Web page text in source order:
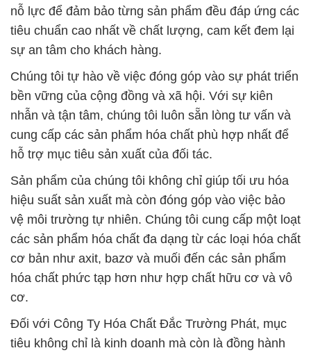
nỗ lực để đảm bảo từng sản phẩm đều đáp ứng các
tiêu chuẩn cao nhất về chất lượng, cam kết đem lại
sự an tâm cho khách hàng.
Chúng tôi tự hào về việc đóng góp vào sự phát triển
bền vững của cộng đồng và xã hội. Với sự kiên
nhẫn và tận tâm, chúng tôi luôn sẵn lòng tư vấn và
cung cấp các sản phẩm hóa chất phù hợp nhất để
hỗ trợ mục tiêu sản xuất của đối tác.
Sản phẩm của chúng tôi không chỉ giúp tối ưu hóa
hiệu suất sản xuất mà còn đóng góp vào việc bảo
vệ môi trường tự nhiên. Chúng tôi cung cấp một loạt
các sản phẩm hóa chất đa dạng từ các loại hóa chất
cơ bản như axit, bazơ và muối đến các sản phẩm
hóa chất phức tạp hơn như hợp chất hữu cơ và vô
cơ.
Đối với Công Ty Hóa Chất Đắc Trường Phát, mục
tiêu không chỉ là kinh doanh mà còn là đồng hành